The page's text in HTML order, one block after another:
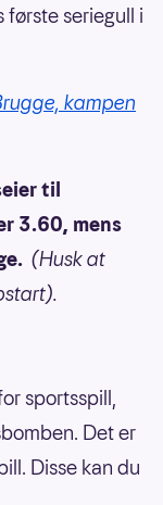
seriegull i
kampen
til
3.60, mens
(Husk at
sportsspill,
Det er
Disse kan du